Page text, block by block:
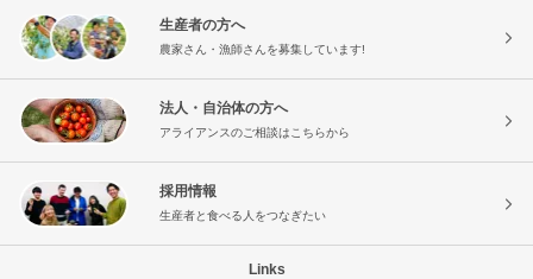
生産者の方へ
農家さん・漁師さんを募集しています!
法人・自治体の方へ
アライアンスのご相談はこちらから
採用情報
生産者と食べる人をつなぎたい
Links